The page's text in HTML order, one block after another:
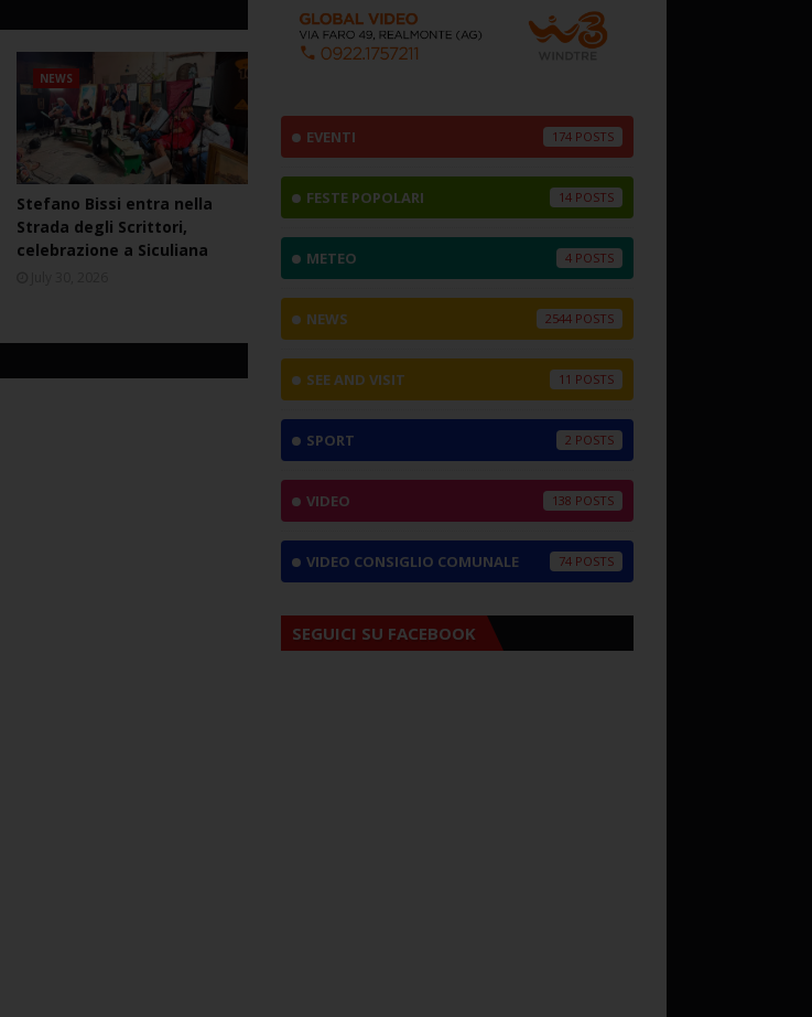
NEWS
Stefano Bissi entra nella
Strada degli Scrittori,
celebrazione a Siculiana
EVENTI 174
FESTE POPOLARI 14
METEO 4
NEWS 2544
SEE AND VISIT 11
SPORT 2
VIDEO 138
VIDEO CONSIGLIO COMUNALE 74
SEGUICI SU FACEBOOK